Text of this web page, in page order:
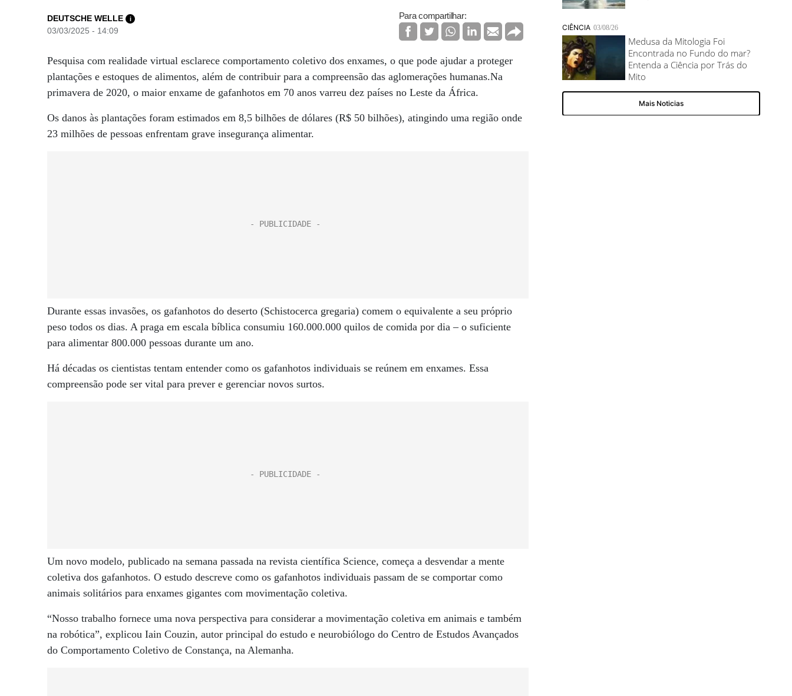
DEUTSCHE WELLE i
03/03/2025 - 14:09
Para compartilhar:
Pesquisa com realidade virtual esclarece comportamento coletivo dos enxames, o que pode ajudar a proteger
plantações e estoques de alimentos, além de contribuir para a compreensão das aglomerações humanas.Na
primavera de 2020, o maior enxame de gafanhotos em 70 anos varreu dez países no Leste da África.
Os danos às plantações foram estimados em 8,5 bilhões de dólares (R$ 50 bilhões), atingindo uma região onde
23 milhões de pessoas enfrentam grave insegurança alimentar.
Durante essas invasões, os gafanhotos do deserto (Schistocerca gregaria) comem o equivalente a seu próprio
peso todos os dias. A praga em escala bíblica consumiu 160.000.000 quilos de comida por dia – o suficiente
para alimentar 800.000 pessoas durante um ano.
Há décadas os cientistas tentam entender como os gafanhotos individuais se reúnem em enxames. Essa
compreensão pode ser vital para prever e gerenciar novos surtos.
Um novo modelo, publicado na semana passada na revista científica Science, começa a desvendar a mente
coletiva dos gafanhotos. O estudo descreve como os gafanhotos individuais passam de se comportar como
animais solitários para enxames gigantes com movimentação coletiva.
“Nosso trabalho fornece uma nova perspectiva para considerar a movimentação coletiva em animais e também
na robótica”, explicou Iain Couzin, autor principal do estudo e neurobiólogo do Centro de Estudos Avançados
do Comportamento Coletivo de Constança, na Alemanha.